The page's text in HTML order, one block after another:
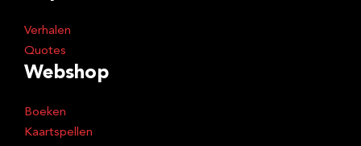
Verhalen
Quotes
Webshop
Boeken
Kaartspellen